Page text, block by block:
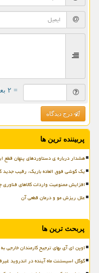
= ۲ بعلاوه ۳
درج دیدگاه
پربیننده ترین ها
هشدار درباره ی دستاوردهای پنهان قطع
یک گوشی فوق العاده باریک، رقیب
افزایش ممنوعیت واردات کالاهای فناوری
علل ریزش مو و درمان قطعی آن
پربحث ترین ها
اوپن ای آی بهای ترجیح کارمندان خارجی
گوگل اسیستنت ماه آینده در اندروید